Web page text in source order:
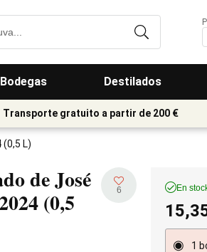
Bodegas Destilados
Transporte gratuito a partir de 200 €
L)
de José
(0,5
6 En
1